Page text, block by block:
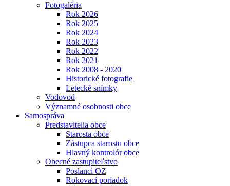
Fotogaléria
Rok 2026
Rok 2025
Rok 2024
Rok 2023
Rok 2022
Rok 2021
Rok 2008 - 2020
Historické fotografie
Letecké snímky
Vodovod
Významné osobnosti obce
Samospráva
Predstavitelia obce
Starosta obce
Zástupca starostu obce
Hlavný kontrolór obce
Obecné zastupiteľstvo
Poslanci OZ
Rokovací poriadok